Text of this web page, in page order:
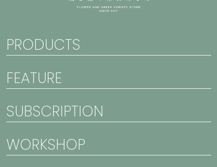
PRODUCTS
FEATURE
SUBSCRIPTION
WORKSHOP